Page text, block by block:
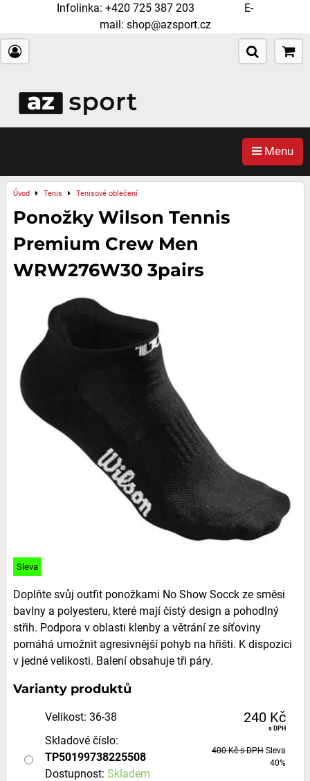
Infolinka: +420 725 387 203 E-
mail: shop@azsport.cz
Menu
Úvod Tenis Tenisové oblečení
Ponožky Wilson Tennis
Premium Crew Men
WRW276W30 3pairs
Sleva
Doplňte svůj outfit ponožkami No Show Socck ze směsi
bavlny a polyesteru, které mají čistý design a pohodlný
střih. Podpora v oblasti klenby a větrání ze síťoviny
pomáhá umožnit agresivnější pohyb na hřišti. K dispozici
v jedné velikosti. Balení obsahuje tři páry.
Varianty produktů
Velikost: 36-38
Skladové číslo:
TP50199738225508
Dostupnost: Skladem
240 Kč
s DPH
400 Kč s DPH Sleva
40%